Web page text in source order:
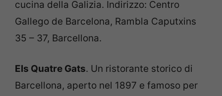
cucina della Galizia. Indirizzo: Centro
Gallego de Barcelona, Rambla Caputxins
35 – 37, Barcellona.
Els Quatre Gats. Un ristorante storico di
Barcellona, aperto nel 1897 e famoso per